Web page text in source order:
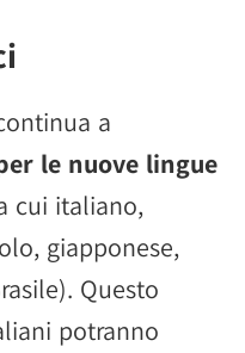
a
le nuove lingue
cui italiano,
giapponese,
Questo
potranno